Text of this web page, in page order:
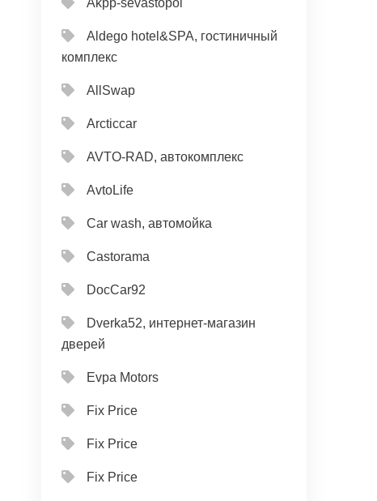
Akpp-sevastopol
Aldego hotel&SPA, гостиничный
комплекс
AllSwap
Arcticcar
AVTO-RAD, автокомплекс
AvtoLife
Car wash, автомойка
Castorama
DocCar92
Dverka52, интернет-магазин
дверей
Evpa Motors
Fix Price
Fix Price
Fix Price